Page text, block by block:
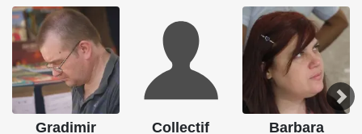
Gradimir
Collectif
Barbara